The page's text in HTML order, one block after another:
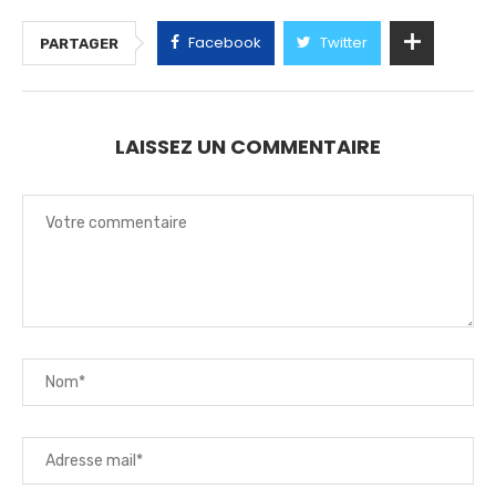
PARTAGER Facebook Twitter
LAISSEZ UN COMMENTAIRE